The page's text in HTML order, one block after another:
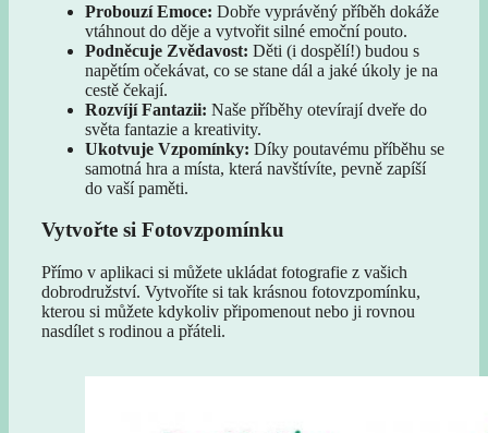
Probouzí Emoce: Dobře vyprávěný příběh dokáže
vtáhnout do děje a vytvořit silné emoční pouto.
Podněcuje Zvědavost: Děti (i dospělí!) budou s
napětím očekávat, co se stane dál a jaké úkoly je na
cestě čekají.
Rozvíjí Fantazii: Naše příběhy otevírají dveře do
světa fantazie a kreativity.
Ukotvuje Vzpomínky: Díky poutavému příběhu se
samotná hra a místa, která navštívíte, pevně zapíší
do vaší paměti.
Vytvořte si Fotovzpomínku
Přímo v aplikaci si můžete ukládat fotografie z vašich
dobrodružství. Vytvoříte si tak krásnou fotovzpomínku,
kterou si můžete kdykoliv připomenout nebo ji rovnou
nasdílet s rodinou a přáteli.